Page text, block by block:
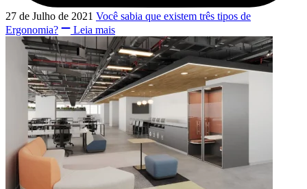
27 de Julho de 2021 Você sabia que existem três tipos de
Ergonomia?
Leia mais